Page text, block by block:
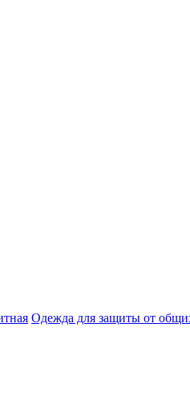
Одежда для защиты от